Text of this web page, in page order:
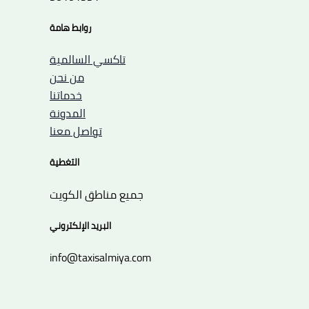
روابط هامة
تاكسي السالمية
من نحن
خدماتنا
المدونة
تواصل معنا
التغطية
جميع مناطق الكويت
البريد الإلكتروني
info@taxisalmiya.com